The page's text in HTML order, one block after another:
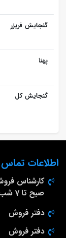
گنجایش فریزر
پهنا
گنجایش کل
اطلاعات تماس
صبح تا 7 شب
دفتر فروش
دفتر فروش